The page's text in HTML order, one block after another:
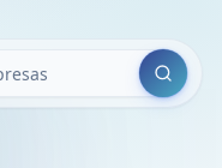
Buscar